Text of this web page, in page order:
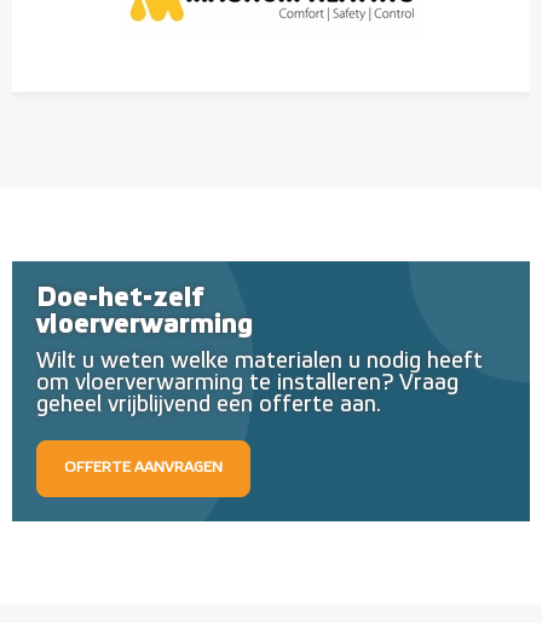
Doe-het-zelf
vloerverwarming
Wilt u weten welke materialen u nodig heeft
om vloerverwarming te installeren? Vraag
geheel vrijblijvend een offerte aan.
OFFERTE AANVRAGEN